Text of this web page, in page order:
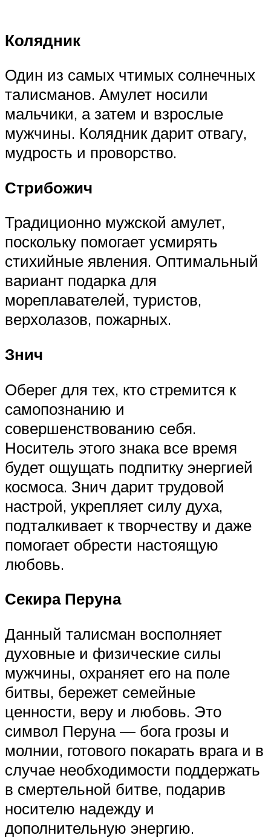
Колядник
Один из самых чтимых солнечных
талисманов. Амулет носили
мальчики, а затем и взрослые
мужчины. Колядник дарит отвагу,
мудрость и проворство.
Стрибожич
Традиционно мужской амулет,
поскольку помогает усмирять
стихийные явления. Оптимальный
вариант подарка для
мореплавателей, туристов,
верхолазов, пожарных.
Знич
Оберег для тех, кто стремится к
самопознанию и
совершенствованию себя.
Носитель этого знака все время
будет ощущать подпитку энергией
космоса. Знич дарит трудовой
настрой, укрепляет силу духа,
подталкивает к творчеству и даже
помогает обрести настоящую
любовь.
Секира Перуна
Данный талисман восполняет
духовные и физические силы
мужчины, охраняет его на поле
битвы, бережет семейные
ценности, веру и любовь. Это
символ Перуна — бога грозы и
молнии, готового покарать врага и в
случае необходимости поддержать
в смертельной битве, подарив
носителю надежду и
дополнительную энергию.